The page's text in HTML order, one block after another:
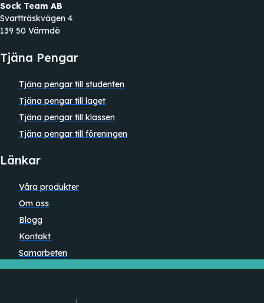
Sock Team AB
Svartträskvägen 4
139 50 Värmdö
Tjäna Pengar
Tjäna pengar till studenten
Tjäna pengar till laget
Tjäna pengar till klassen
Tjäna pengar till föreningen
Länkar
Våra produkter
Om oss
Blogg
Kontakt
Samarbeten